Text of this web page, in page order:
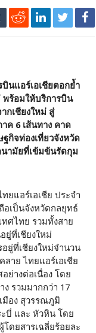
บินแอร์เอเชียตอกย้ำ
พร้อมให้บริการบิน
กเชียงใหม่ สู่
ค 6 เส้นทาง คาด
กิจท่องเที่ยวจังหวัด
นามัยที่เข้มข้นรัดกุม
ยแอร์เอเชีย ประจำ
อเป็นจังหวัดกลยุทธ์
ศไทย รวมทั้งสาย
ยู่ที่เชียงใหม่
ยู่ที่เชียงใหม่จำนวน
าย ไทยแอร์เอเชีย
ย่างต่อเนื่อง โดย
ง รวมมากกว่า 17
มือง สุวรรณภูมิ
บี่ และ หัวหิน โดย
ดยสารเฉลี่ยร้อยละ